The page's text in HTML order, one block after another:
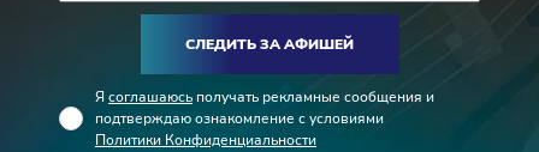
СЛЕДИТЬ ЗА АФИШЕЙ
Я соглашаюсь получать рекламные сообщения и
подтверждаю ознакомление с условиями
Политики Конфиденциальности